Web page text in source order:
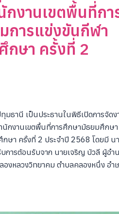
กงานเขตพื้นที่กา
การแข่งขันกีฬา
กษา ครั้งที่ 2
ธานี เป็นประธานในพิธีเปิดการจัดง
นักงานเขตพื้นที่การศึกษามัธยมศึกษา
กษา ครั้งที่ 2 ประจำปี 2568 โดยมี น
การต้อนรับจาก นายเจริญ บัวลี ผู้อำ
งหลวงวิทยาคม ตำบลคลองหนึ่ง อำเ